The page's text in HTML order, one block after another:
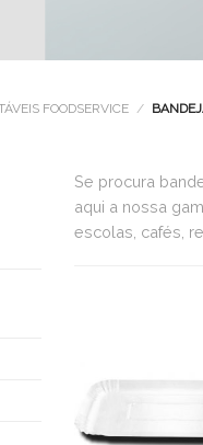
FOODSERVICE /
Se procura
aqui a nossa
escolas, cafés,